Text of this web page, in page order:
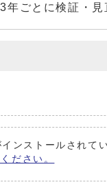
ごとに検証・
ンストールされて
ださい。